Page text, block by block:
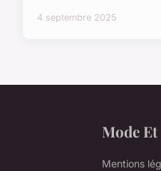
4 septembre 2025
Mode
Mentions